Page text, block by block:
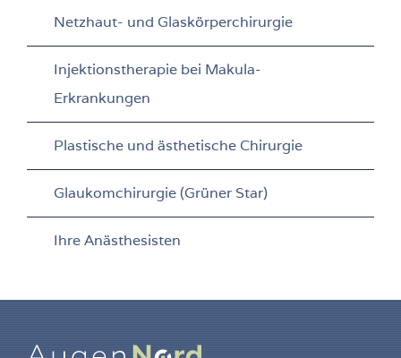
Netzhaut- und Glaskörperchirurgie
Injektionstherapie bei Makula-
Erkrankungen
Plastische und ästhetische Chirurgie
Glaukomchirurgie (Grüner Star)
Ihre Anästhesisten